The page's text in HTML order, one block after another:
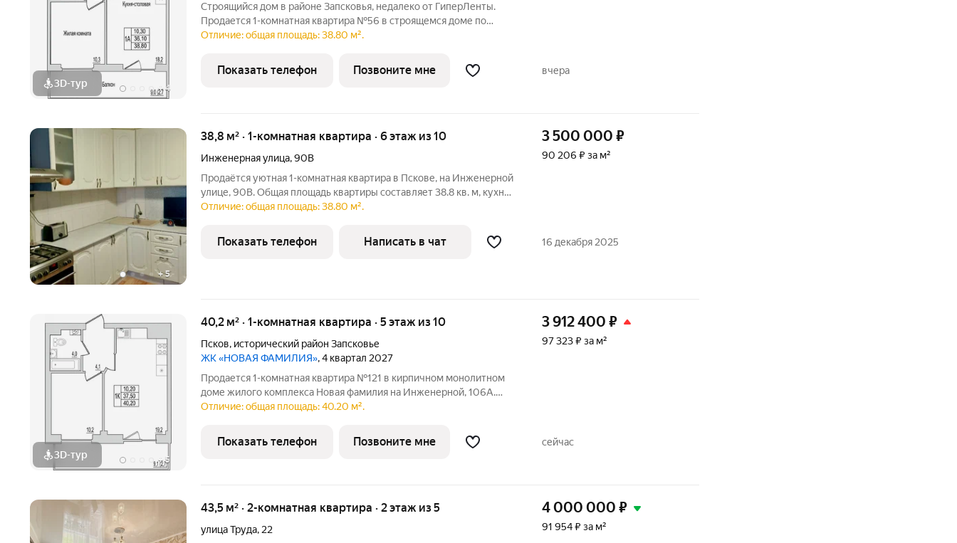
3D-тур +4
Строящийся дом в районе Запсковья, недалеко от ГиперЛенты.
Продается 1-комнатная квартира №56 в строящемся доме по
адресу Юности, 10. Квартира в строящемся доме по адресу ул.
работает на
Отличие: общая площадь: 38.80 м².
Показать телефон Позвоните мне вчера
+5
38,8 м² · 1-комнатная квартира · 6 этаж из 10
Инженерная улица,90В
Продаётся уютная 1-комнатная квартира в Пскове, на Инженерной
улице, 90В. Общая площадь квартиры составляет 38.8 кв. м, кухня
10,5 кв. м. Квартира расположена на 6-м этаже 10-этажного
3 500 000 ₽
90 206 ₽ за м²
Отличие: общая площадь: 38.80 м².
Показать телефон Написать в чат 16 декабря 2025
3D-тур +5
40,2 м² · 1-комнатная квартира · 5 этаж из 10
Псков, исторический район Запсковье
ЖК «НОВАЯ ФАМИЛИЯ», 4 квартал 2027
Продается 1-комнатная квартира №121 в кирпичном монолитном
доме жилого комплекса Новая фамилия на Инженерной, 106А.
Квартира на старте продаж, когда условия покупки особенно
доме по
3 912 400 ₽
97 323 ₽ за м²
Отличие: общая площадь: 40.20 м².
Показать телефон Позвоните мне сейчас
43,5 м² · 2-комнатная квартира · 2 этаж из 5
улица Труда, 22
4 000 000 ₽
91 954 ₽ за м²